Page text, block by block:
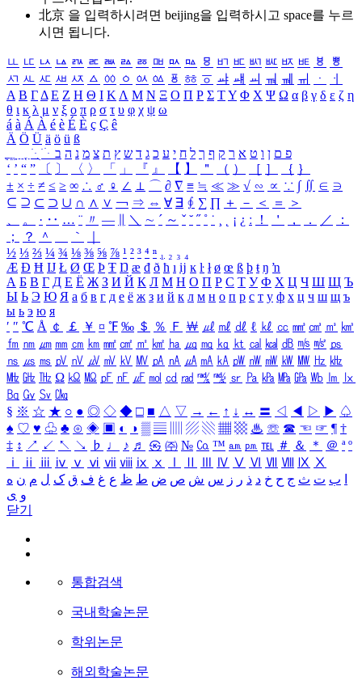
北京 을 입력하시려면 beijing을 입력하시고 space를 누르
시면 됩니다.
ㅥ ㅦ ㅧ ㅨ ㅩ ㅪ ㅫ ㅬ ㅭ ㅮ ㅯ ㅰ ㅱ ㅲ ㅳ ㅴ ㅵ ㅶ ㅷ ㅸ
ㅹ
ㅺ ㅻ ㅼ ㅽ ㅾ ㅿ ㆀ ㆁ ㆂ ㆃ ㆄ ㆅ ㆆ ㆇ ㆈ ㆉ ㆊ ㆋ ㆌ ㆍ
ㆎ
Α Β ΓΔ Ε Ζ Η Θ Ι ΚΛ Μ Ν Ξ Ο Π Ρ Σ ΤΥ Φ Χ Ψ Ω α β γ δ ε ζ η
θ ι κ λ μ ν ξ ο π ρ σ τ υ φ χ ψ ω
á à Á À é è É È ç Ç ê
Ä Ö Ü ä ö ü ß
ִֶֹ ֻּ ׁׂ פ ם ן ו ט א ר ק ף ך ל ח י ע כ ג ד ש ץ ת צ מ נ ה ב
‘ ’ “ ” 〔 〕 〈 〉 「 」 『 』 【 】 ＂ （ ） ［ ］ ｛ ｝
± × ÷ ≠ ≤ ≥ ∞ ∴ ♂ ♀ ∠ ⊥ ⌒ ∂ ∇ ≡ ≒ ≪ ≫ √ ∽ ∝ ∵ ∫ ∬ ∈ ∋
⊆ ⊇ ⊂ ⊃ ∪ ∩ ∧ ∨ ￢ ⇒ ⇔ ∀ ∃ ∮ ∑ ∏ ＋ － ＜ ＝
＞
、
。 · ‥ … ¨ 〃 ― ＼ ∼ ´ ～ ˇ ˘ ˝ ˚ ˙ ¸ ¡ ¿ ː ！ ＇ ， ． ／
：
；
？ ＾ ｀
½ ⅓ ⅔ ¼ ¾ ⅛ ⅜ ⅝ ⅞ ¹ ² ³ ⁴ ⁿ ₁ ₂ ₃ ₄
Æ Ð Ħ Ĳ Ł Ø Œ Þ Ŧ Ŋ æ đ ð ħ ı ĳ ĸ ŀ ł ø œ ß þ ŧ ŋ ŉ
А Б В Г Д Е Ё Ж З И Й К Л М Н О П Р С Т У Ф Х Ц Ч Ш Щ Ъ
Ы Ь Э Ю Я а б в г д е ё ж з и й к л м н о п р с т у ф х ц ч ш щ ъ
ы ь э ю я
′ ″ ℃ Å ￠ ￡ ￥ ¤ ℉ ‰ ＄ ％ Ｆ ￦ ㎕ ㎖ ㎗ ℓ ㎘ ㏄ ㎣ ㎤ ㎥ ㎦
㎙ ㎚ ㎛ ㎜ ㎝ ㎞ ㎟ ㎠ ㎡ ㎢ ㏊ ㎍ ㎎ ㎏ ㏏ ㎈ ㎉ ㏈ ㎧ ㎨ ㎰
㎱ ㎲ ㎳ ㎴ ㎵ ㎶ ㎷ ㎸ ㎹ ㎀ ㎁ ㎂ ㎃ ㎄ ㎺ ㎻ ㎽ ㎾ ㎿ ㎐ ㎑
㎒ ㎓ ㎔ Ω ㏀ ㏁ ㎊ ㎋ ㎌ ㏖ ㏅ ㎭ ㎮ ㎯ ㏛ ㎩ ㎪ ㎫ ㎬ ㏝ ㏐
㏓
㏃ ㏉ ㏜ ㏆
§ ※ ☆ ★ ○ ● ◎ ◇ ◆ □ ■ △ ▽ → ← ↑ ↓ ↔ 〓 ◁ ◀ ▷ ▶ ♤
♠ ♡ ♥ ♧ ♣ ⊙ ◈ ▣ ◐ ◑ ▒ ▤ ▨ ▧ ▦ ▩ ♨ ☏ ☎ ☜ ☞ ¶ †
‡ ↕ ↗ ↙ ↖ ↘ ♭ ♩ ♪ ♬ ㉿ ㈜ № ㏇ ™ ㏂ ㏘ ℡ ＃ ＆ ＊ ＠ ª º
ⅰ
ⅱ ⅲ ⅳ ⅴ ⅵ ⅶ ⅷ ⅸ ⅹ Ⅳ Ⅴ Ⅵ Ⅶ Ⅷ Ⅸ Ⅹ
ب ت ث ج ح خ د ذ ر ز س ش ص ض ط ظ ع غ ف ق ک ل م ن ه
و ی
닫기
통합검색
국내학술논문
학위논문
해외학술논문